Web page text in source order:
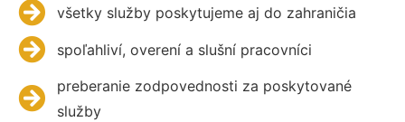
všetky služby poskytujeme aj do zahraničia
spoľahliví, overení a slušní pracovníci
preberanie zodpovednosti za poskytované
služby